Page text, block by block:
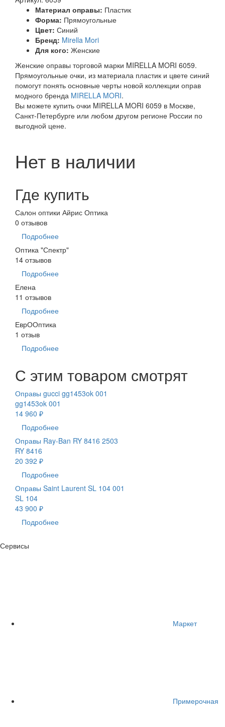
Материал оправы: Пластик
Форма: Прямоугольные
Цвет: Синий
Бренд: Mirella Mori
Для кого: Женские
Женские оправы торговой марки MIRELLA MORI 6059.
Прямоугольные очки, из материала пластик и цвете синий
помогут понять основные черты новой коллекции оправ
модного бренда MIRELLA MORI.
Вы можете купить очки MIRELLA MORI 6059 в Москве,
Санкт-Петербурге или любом другом регионе России по
выгодной цене.
Нет в наличии
Где купить
Салон оптики Айрис Оптика
0 отзывов
Подробнее
Оптика "Спектр"
14 отзывов
Подробнее
Елена
11 отзывов
Подробнее
ЕврООптика
1 отзыв
Подробнее
С этим товаром смотрят
Оправы gucci gg1453ok 001
gg1453ok 001
14 960 ₽
Подробнее
Оправы Ray-Ban RY 8416 2503
RY 8416
20 392 ₽
Подробнее
Оправы Saint Laurent SL 104 001
SL 104
43 900 ₽
Подробнее
Сервисы
Маркет
Примерочная